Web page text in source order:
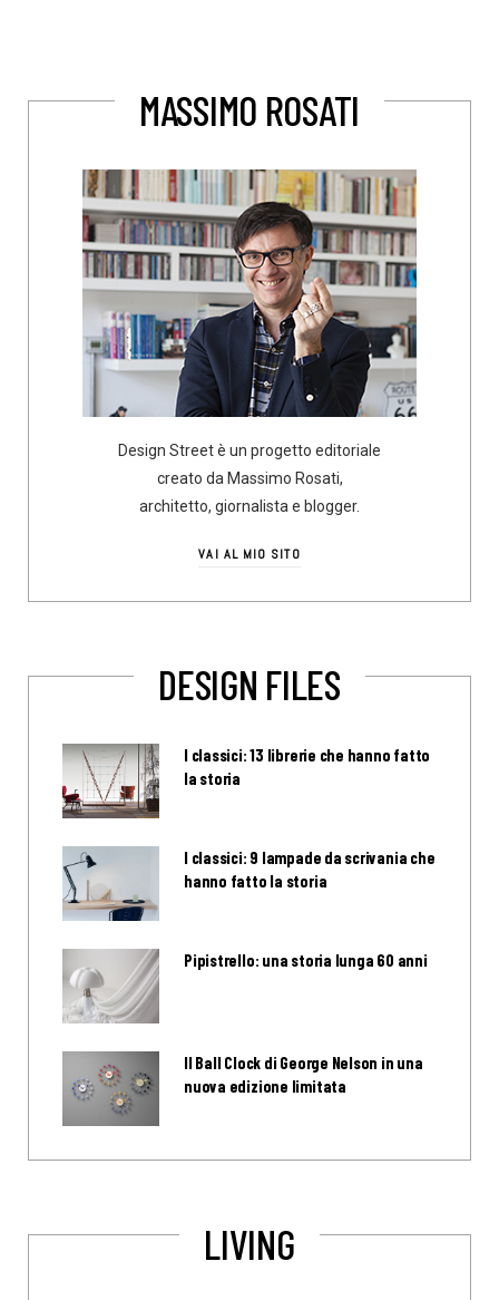
MASSIMO ROSATI
Design Street è un progetto editoriale
creato da Massimo Rosati,
architetto, giornalista e blogger.
VAI AL MIO SITO
DESIGN FILES
I classici: 13 librerie che hanno fatto
la storia
I classici: 9 lampade da scrivania che
hanno fatto la storia
Pipistrello: una storia lunga 60 anni
Il Ball Clock di George Nelson in una
nuova edizione limitata
LIVING